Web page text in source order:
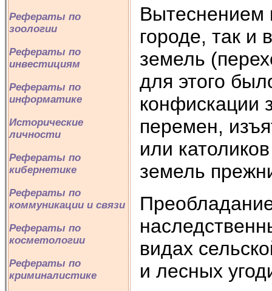
Рефераты по
зоологии
Рефераты по
инвестициям
Рефераты по
информатике
Исторические
личности
Рефераты по
кибернетике
Рефераты по
коммуникации и связи
Рефераты по
косметологии
Рефераты по
криминалистике
Вытеснением
городе, так и
земель
для этого
конфискации
перемен,
или
земель
видах
и лесных